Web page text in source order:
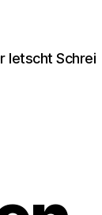
letscht Schrei